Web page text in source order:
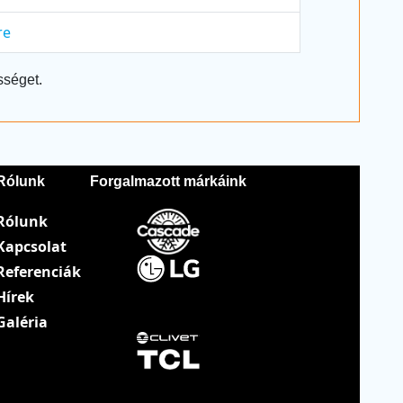
Forgalmazott márkáink